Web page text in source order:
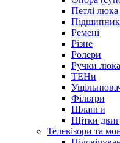
Петлі люка
Ремені
Різне
Ролери
Ручки
ТЕНи
Фільтри
Шланги
Щітки
Телевізори та